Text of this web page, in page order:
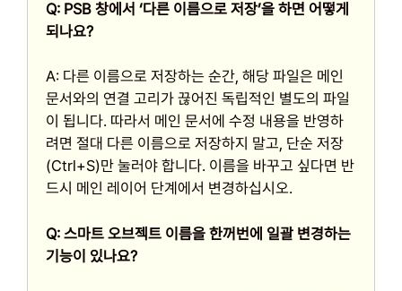
Q: PSB 창에서 ‘다른 이름으로 저장’을 하면 어떻게
되나요?
A: 다른 이름으로 저장하는 순간, 해당 파일은 메인
문서와의 연결 고리가 끊어진 독립적인 별도의 파일
이 됩니다. 따라서 메인 문서에 수정 내용을 반영하
려면 절대 다른 이름으로 저장하지 말고, 단순 저장
(Ctrl+S)만 눌러야 합니다. 이름을 바꾸고 싶다면 반
드시 메인 레이어 단계에서 변경하십시오.
Q: 스마트 오브젝트 이름을 한꺼번에 일괄 변경하는
기능이 있나요?